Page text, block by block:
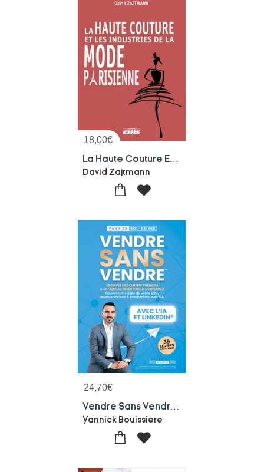
18,00€
David Zajtmann
24,70€
Yannick Bouissiere